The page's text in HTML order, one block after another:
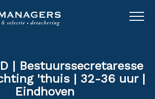
| Bestuurssecretaresse
'thuis | 32-36 uur |
Eindhoven